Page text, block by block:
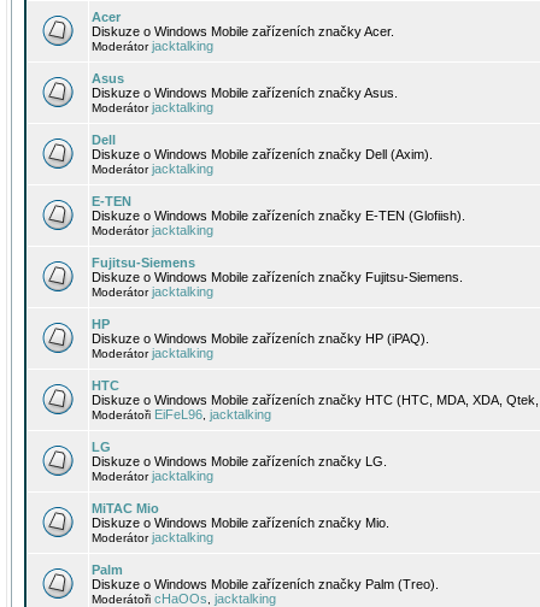
Acer
Diskuze o Windows Mobile zařízeních značky Acer.
Moderátorjacktalking
Asus
Diskuze o Windows Mobile zařízeních značky Asus.
Moderátorjacktalking
Dell
Diskuze o Windows Mobile zařízeních značky Dell (Axim).
Moderátorjacktalking
E-TEN
Diskuze o Windows Mobile zařízeních značky E-TEN (Glofiish).
Moderátorjacktalking
Fujitsu-Siemens
Diskuze o Windows Mobile zařízeních značky Fujitsu-Siemens.
Moderátorjacktalking
HP
Diskuze o Windows Mobile zařízeních značky HP (iPAQ).
Moderátorjacktalking
HTC
Diskuze o Windows Mobile zařízeních značky HTC (HTC, MDA, XDA,
Moderátoři EiFeL96 jacktalking
LG
Diskuze o Windows Mobile zařízeních značky LG.
Moderátorjacktalking
MiTAC Mio
Diskuze o Windows Mobile zařízeních značky Mio.
Moderátorjacktalking
Palm
Diskuze o Windows Mobile zařízeních značky Palm (Treo).
Moderátoři cHaOOs jacktalking